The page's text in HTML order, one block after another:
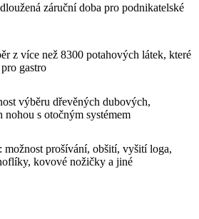
záruční doba pro podnikatelské
z více než 8300 potahových látek, které
gastro
výběru dřevěných dubových,
s otočným systémem
: možnost prošívání, obšití, vyšití loga,
kovové nožičky a jiné